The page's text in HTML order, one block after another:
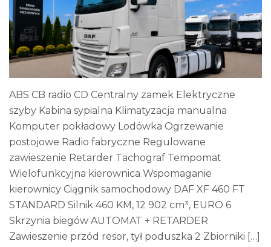
ABS CB radio CD Centralny zamek Elektryczne
szyby Kabina sypialna Klimatyzacja manualna
Komputer pokładowy Lodówka Ogrzewanie
postojowe Radio fabryczne Regulowane
zawieszenie Retarder Tachograf Tempomat
Wielofunkcyjna kierownica Wspomaganie
kierownicy Ciągnik samochodowy DAF XF 460 FT
STANDARD Silnik 460 KM, 12 902 cm³, EURO 6
Skrzynia biegów AUTOMAT + RETARDER
Zawieszenie przód resor, tył poduszka 2 Zbiorniki […]